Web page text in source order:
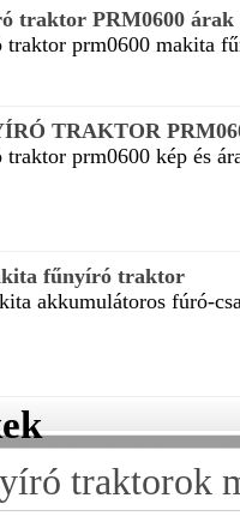
traktor PRM0600 árak
prm0600 makita
TRAKTOR
prm0600 kép és
fűnyíró traktor
akkumulátoros fúró-
traktorok